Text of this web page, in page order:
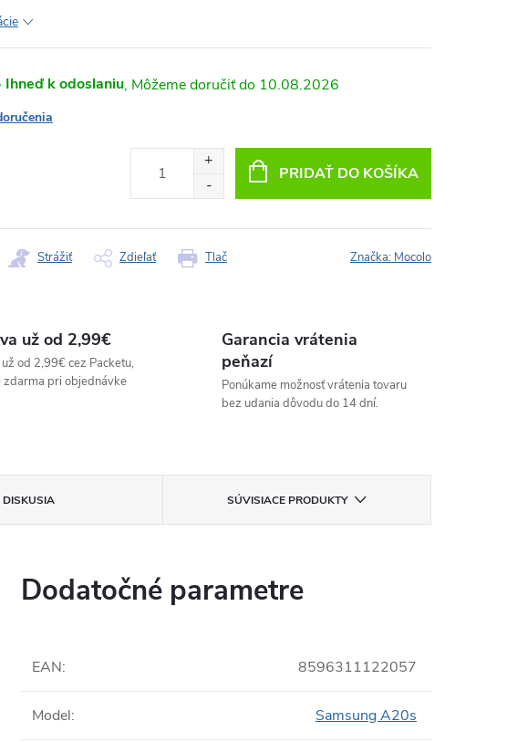
Ihneď k odoslaniu 10.08.2026
PRIDAŤ DO KOŠÍKA
Tlač
Strážiť Zdieľať Značka: Mocolo
už od 2,99€
od 2,99€ cez Packetu,
zdarma pri objednávke
Garancia vrátenia
peňazí
Ponúkame možnosť vrátenia tovaru
bez udania dôvodu do 14 dní.
DISKUSIA SÚVISIACE PRODUKTY
Dodatočné parametre
EAN: 8596311122057
Model: Samsung A20s